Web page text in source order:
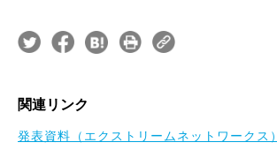
関連リンク
発表資料（エクストリームネットワークス）